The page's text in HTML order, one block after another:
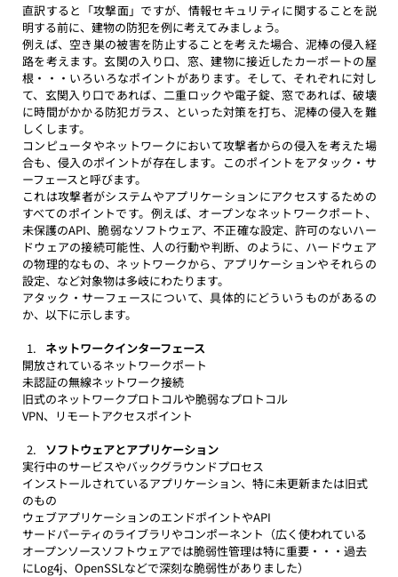
直訳すると「攻撃面」ですが、情報セキュリティに関することを説
明する前に、建物の防犯を例に考えてみましょう。
例えば、空き巣の被害を防止することを考えた場合、泥棒の侵入経
路を考えます。玄関の入り口、窓、建物に接近したカーポートの屋
根・・・いろいろなポイントがあります。そして、それぞれに対し
て、玄関入り口であれば、二重ロックや電子錠、窓であれば、破壊
に時間がかかる防犯ガラス、といった対策を打ち、泥棒の侵入を難
しくします。
コンピュータやネットワークにおいて攻撃者からの侵入を考えた場
合も、侵入のポイントが存在します。このポイントをアタック・サ
ーフェースと呼びます。
これは攻撃者がシステムやアプリケーションにアクセスするための
すべてのポイントです。例えば、オープンなネットワークポート、
未保護のAPI、脆弱なソフトウェア、不正確な設定、許可のないハー
ドウェアの接続可能性、人の行動や判断、のように、ハードウェア
の物理的なもの、ネットワークから、アプリケーションやそれらの
設定、など対象物は多岐にわたります。
アタック・サーフェースについて、具体的にどういうものがあるの
か、以下に示します。
ネットワークインターフェース
開放されているネットワークポート
未認証の無線ネットワーク接続
旧式のネットワークプロトコルや脆弱なプロトコル
VPN、リモートアクセスポイント
ソフトウェアとアプリケーション
実行中のサービスやバックグラウンドプロセス
インストールされているアプリケーション、特に未更新または旧式
のもの
ウェブアプリケーションのエンドポイントやAPI
サードパーティのライブラリやコンポーネント（広く使われている
オープンソースソフトウェアでは脆弱性管理は特に重要・・・過去
にLog4j、OpenSSLなどで深刻な脆弱性がありました）